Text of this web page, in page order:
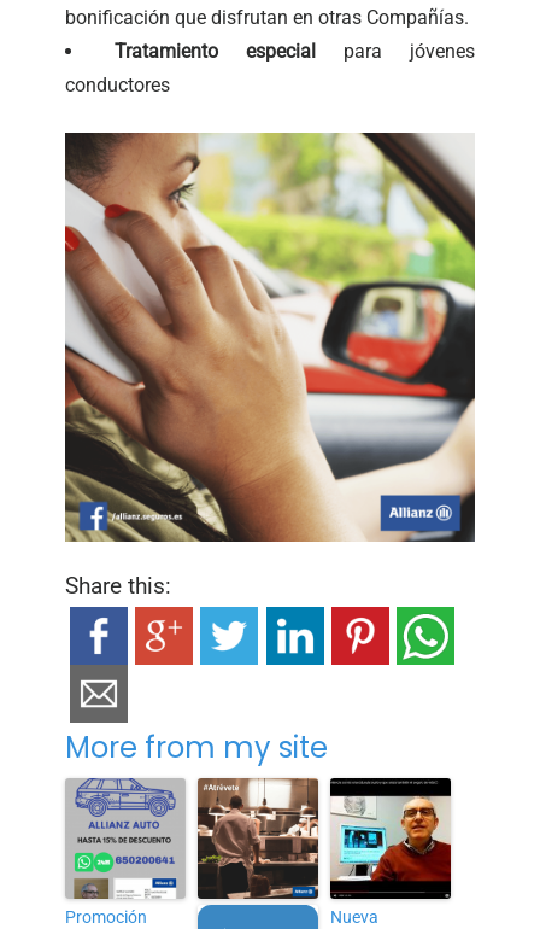
bonificación que disfrutan en otras Compañías.
Tratamiento especial para jóvenes
conductores
Share this:
More from my site
Promoción
Nueva